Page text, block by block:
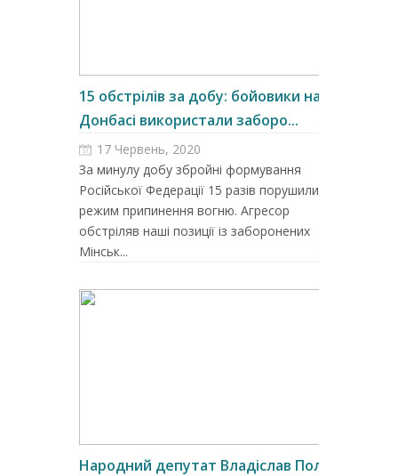
15 обстрілів за добу: бойовики на
Донбасі використали заборо...
17 Червень, 2020
За минулу добу збройні формування
Російської Федерації 15 разів порушили
режим припинення вогню. Агресор
обстріляв наші позиції із заборонених
Мінськ...
Народний депутат Владіслав Поляк